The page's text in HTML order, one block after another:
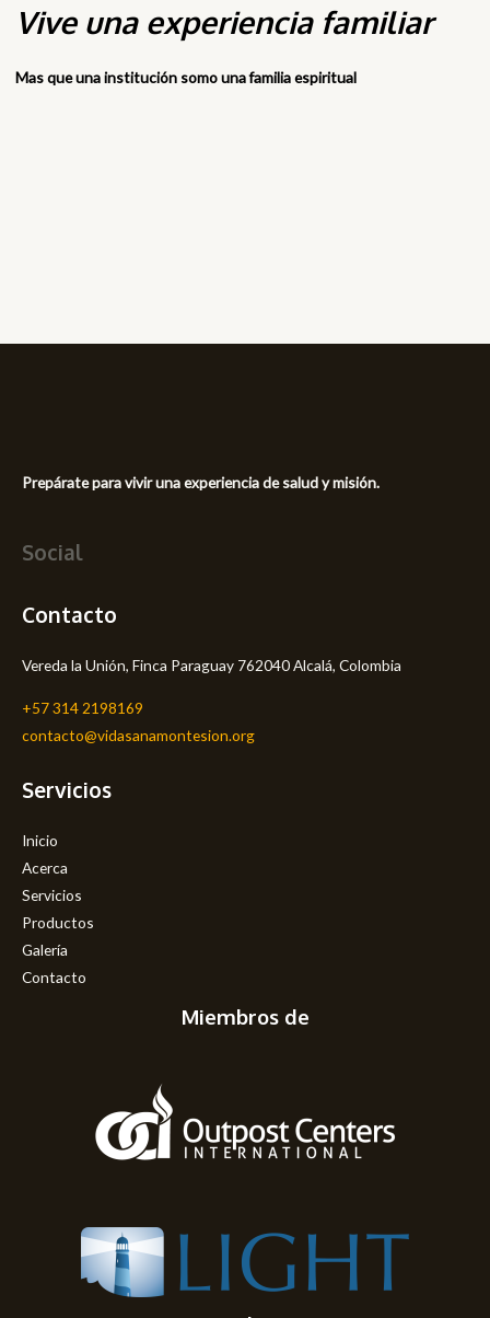
Vive una experiencia familiar
Mas que una institución somo una familia espiritual
Prepárate para vivir una experiencia de salud y misión.
Social
Contacto
Vereda la Unión, Finca Paraguay 762040 Alcalá, Colombia
+57 314 2198169
contacto@vidasanamontesion.org
Servicios
Inicio
Acerca
Servicios
Productos
Galería
Contacto
Miembros de